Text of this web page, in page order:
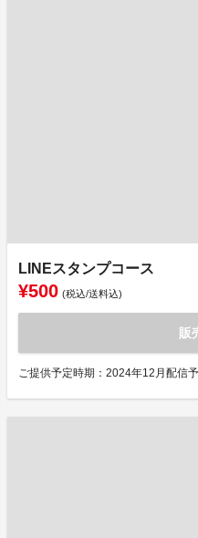
LINEスタンプコース
¥500 (税込/送料込)
販
ご提供予定時期：2024年12月配信